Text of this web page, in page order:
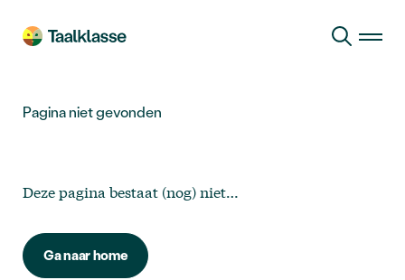
Pagina niet gevonden
Deze pagina bestaat (nog) niet…
Ga naar home